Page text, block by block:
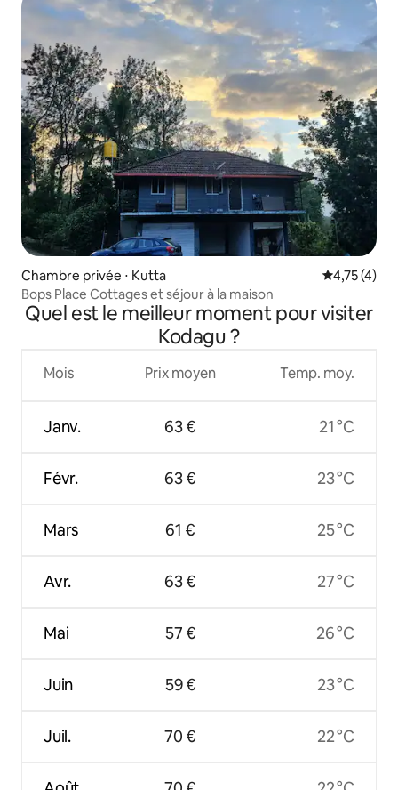
Chambre privée ⋅ Kutta Évaluation
4,75 (4)
Bops Place Cottages et séjour à la maison
Quel est le meilleur moment pour visiter
Kodagu ?
Mois
Janv.
Févr.
Mars
Avr.
Mai
Juin
Juil.
Prix moyen
63 €
63 €
61 €
63 €
57 €
59 €
70 €
Temp. moy.
21 °C
23 °C
25 °C
27 °C
26 °C
23 °C
22 °C